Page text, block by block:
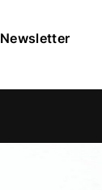
Newsletter